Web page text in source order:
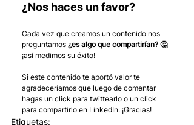
¿Nos haces un favor?
Cada vez que creamos un contenido nos
preguntamos ¿es algo que compartirían? 🤔
¡así medimos su éxito!
Si este contenido te aportó valor te
agradeceríamos que luego de comentar
hagas un click para twittearlo o un click
para compartirlo en LinkedIn. ¡Gracias!
Etiquetas: